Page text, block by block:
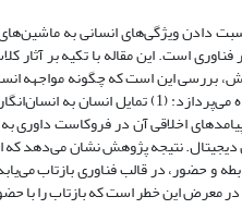
نسبت دادن ویژگی‌های انسانی به
است. این مقاله با تکیه بر آثار
این است که چگونه مواجهه
نتیجه پژوهش نشان می‌دهد که
و حضور، در قالب فناوری بازتاب
این خطر است که بازتاب را با